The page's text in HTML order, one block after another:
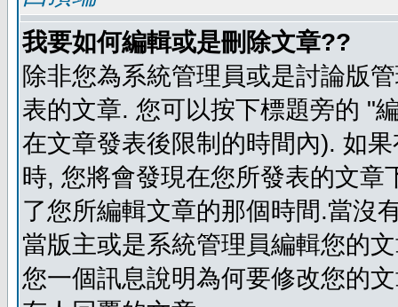
我要如何編輯或是刪除文章??
除非您為系統管理員或是討論版
表的文章. 您可以按下標題旁的 "
在文章發表後限制的時間內). 如
時, 您將會發現在您所發表的文
了您所編輯文章的那個時間.當沒
當版主或是系統管理員編輯您的
您一個訊息說明為何要修改您的